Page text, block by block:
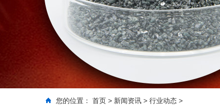
您的位置： 首页 > 新闻资讯 > 行业动态 >